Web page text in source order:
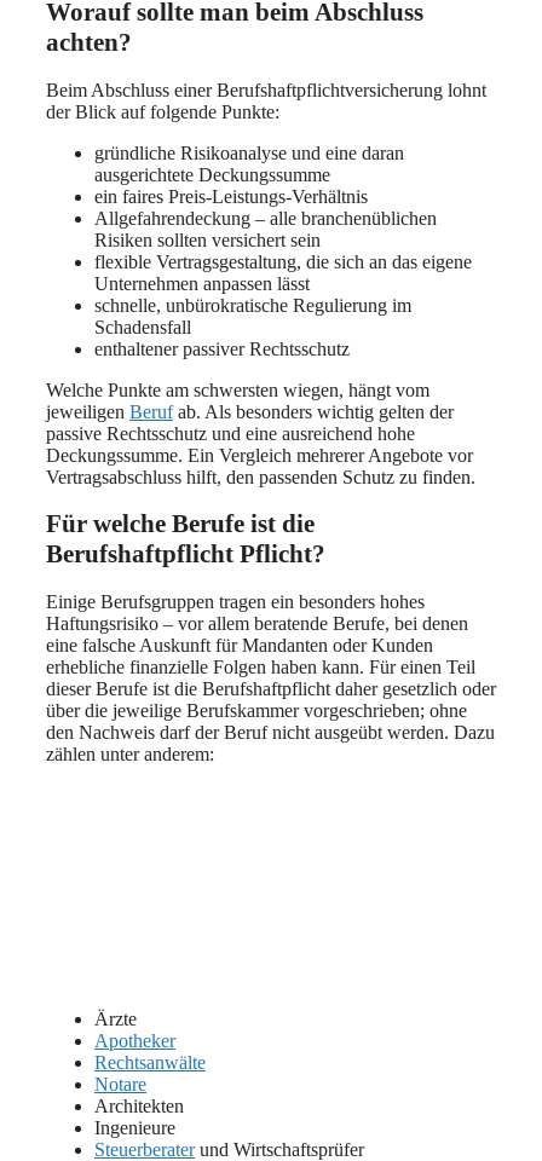
Worauf sollte man beim Abschluss
achten?
Beim Abschluss einer Berufshaftpflichtversicherung lohnt
der Blick auf folgende Punkte:
gründliche Risikoanalyse und eine daran
ausgerichtete Deckungssumme
ein faires Preis-Leistungs-Verhältnis
Allgefahrendeckung – alle branchenüblichen
Risiken sollten versichert sein
flexible Vertragsgestaltung, die sich an das eigene
Unternehmen anpassen lässt
schnelle, unbürokratische Regulierung im
Schadensfall
enthaltener passiver Rechtsschutz
Welche Punkte am schwersten wiegen, hängt vom
jeweiligen Berufab. Als besonders wichtig gelten der
passive Rechtsschutz und eine ausreichend hohe
Deckungssumme. Ein Vergleich mehrerer Angebote vor
Vertragsabschluss hilft, den passenden Schutz zu finden.
Für welche Berufe ist die
Berufshaftpflicht Pflicht?
Einige Berufsgruppen tragen ein besonders hohes
Haftungsrisiko – vor allem beratende Berufe, bei denen
eine falsche Auskunft für Mandanten oder Kunden
erhebliche finanzielle Folgen haben kann. Für einen Teil
dieser Berufe ist die Berufshaftpflicht daher gesetzlich oder
über die jeweilige Berufskammer vorgeschrieben; ohne
den Nachweis darf der Beruf nicht ausgeübt werden. Dazu
zählen unter anderem:
Ärzte
Apotheker
Rechtsanwälte
Notare
Architekten
Ingenieure
Steuerberaterund Wirtschaftsprüfer